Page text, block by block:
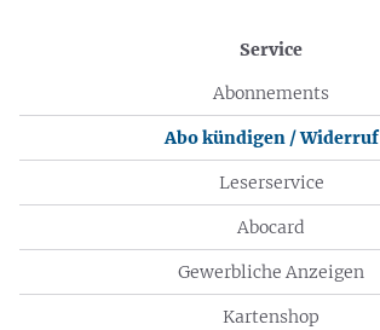
Service
Abonnements
Abo kündigen / Widerruf
Leserservice
Abocard
Gewerbliche Anzeigen
Kartenshop